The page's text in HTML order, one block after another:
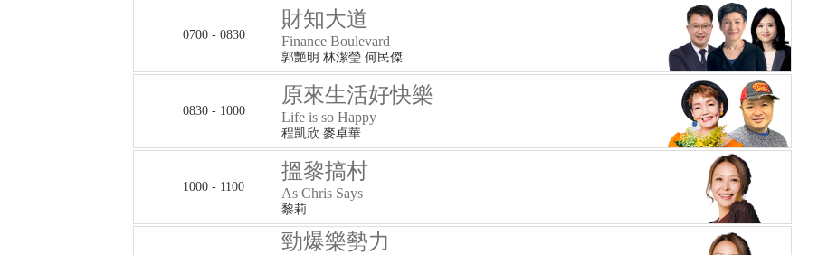
0700 - 0830
財知大道
Finance Boulevard
郭艷明 林潔瑩 何民傑
0830 - 1000
原來生活好快樂
Life is so Happy
程凱欣 麥卓華
1000 - 1100
搵黎搞村
As Chris Says
黎莉
勁爆樂勢力